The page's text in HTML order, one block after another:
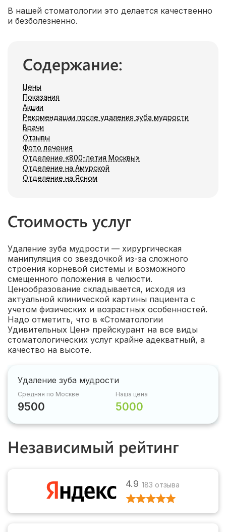
В нашей стоматологии это делается качественно
и безболезненно.
Содержание:
Цены
Показания
Акции
Рекомендации после удаления зуба мудрости
Врачи
Отзывы
Фото лечения
Отделение «800-летия Москвы»
Отделение на Амурской
Отделение на Ясном
Стоимость услуг
Удаление зуба мудрости — хирургическая
манипуляция со звездочкой из-за сложного
строения корневой системы и возможного
смещенного положения в челюсти.
Ценообразование складывается, исходя из
актуальной клинической картины пациента с
учетом физических и возрастных особенностей.
Надо отметить, что в «Стоматологии
Удивительных Цен» прейскурант на все виды
стоматологических услуг крайне адекватный, а
качество на высоте.
Удаление зуба мудрости
Средняя по Москве
9500
Наша цена
5000
Независимый рейтинг
4.9 183 отзыва